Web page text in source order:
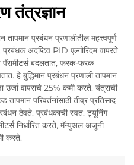
तंत्रज्ञान
प्रबंधन प्रणालीतील महत्त्वपूर्ण
प्रबंधक अदप्टिव PID एल्गोरिदम वापरते
पॅरामीटर्स बदलतात, फरक-फरक
हे बुद्धिमान प्रबंधन प्रणाली तापमान
वापराचे 25% कमी करते. यंत्राची
परिवर्तनांसाठी तीव्र प्रतिसाद
ठेवते. प्रबंधकाची स्वत: ट्यूनिंग
निर्धारित करते, मॅन्युअल अजूनी
करते.